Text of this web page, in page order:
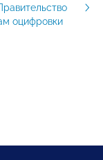
оцифровки